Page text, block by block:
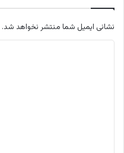
نشانی ایمیل شما منتشر نخواهد شد.